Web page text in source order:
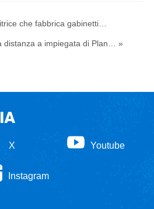
che fabbrica gabinetti…
distanza a impiegata di Plan… »
X Youtube
Instagram